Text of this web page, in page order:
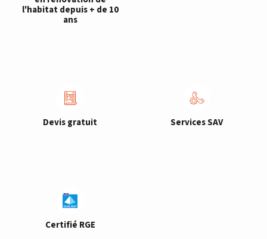
l'habitat depuis + de 10
ans
Devis gratuit Services SAV
Certifié RGE